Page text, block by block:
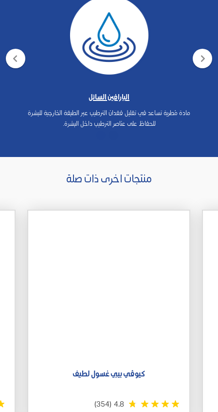
البارافين السائل
مادة مُطرية تساعد في تقليل فقدان الترطيب عبر الطبقة الخارجية للبشرة
للحفاظ على عناصر الترطيب داخل البشرة.
منتجات اخرى ذات صلة
كيوڤي بيبي غسول لطيف
4.8
(354)